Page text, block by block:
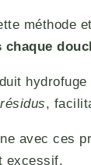
méthode
,
avec ces
excessif.